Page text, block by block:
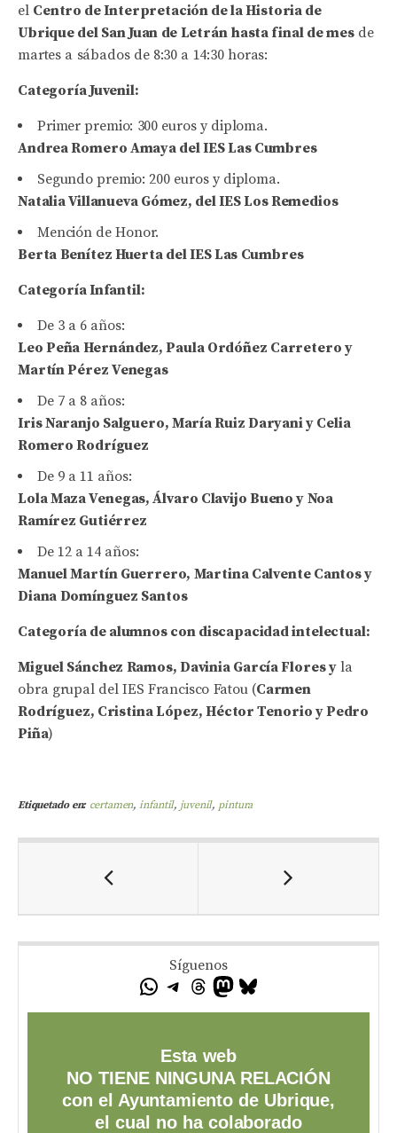
el Centro de Interpretación de la Historia de
Ubrique del San Juan de Letrán hasta final de mesde
martes a sábados de 8:30 a 14:30 horas:
Categoría Juvenil:
Primer premio: 300 euros y diploma.
Andrea Romero Amaya del IES Las Cumbres
Segundo premio: 200 euros y diploma.
Natalia Villanueva Gómez, del IES Los Remedios
Mención de Honor.
Berta Benítez Huerta del IES Las Cumbres
Categoría Infantil:
De 3 a 6 años:
Leo Peña Hernández, Paula Ordóñez Carretero y
Martín Pérez Venegas
De 7 a 8 años:
Iris Naranjo Salguero, María Ruiz Daryani y Celia
Romero Rodríguez
De 9 a 11 años:
Lola Maza Venegas, Álvaro Clavijo Bueno y Noa
Ramírez Gutiérrez
De 12 a 14 años:
Manuel Martín Guerrero, Martina Calvente Cantos y
Diana Domínguez Santos
Categoría de alumnos con discapacidad intelectual:
Miguel Sánchez Ramos, Davinia García Flores yla
obra grupal del IES Francisco Fatou (Carmen
Rodríguez, Cristina López, Héctor Tenorio y Pedro
Piña)
Etiquetado en: certamen,infantil, juvenil, pintura
Síguenos
Esta web
NO TIENE NINGUNA RELACIÓN
con el Ayuntamiento de Ubrique,
el cual no ha colaborado